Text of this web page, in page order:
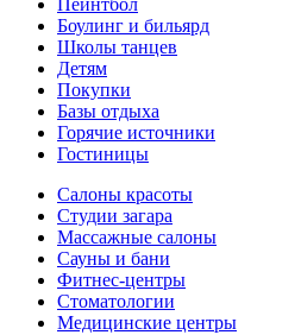
Пейнтбол
Боулинг и бильярд
Школы танцев
Детям
Покупки
Базы отдыха
Горячие источники
Гостиницы
Салоны красоты
Студии загара
Массажные салоны
Сауны и бани
Фитнес-центры
Стоматологии
Медицинские центры